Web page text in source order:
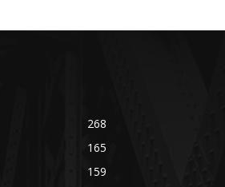
268
165
159